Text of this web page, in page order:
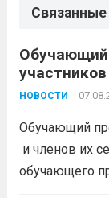
Связанные
Обучающий
участников СВО и членов их
дело»
НОВОСТИ
Обучающий
и членов их
обучающего